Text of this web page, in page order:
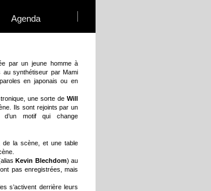
Agenda
par un jeune homme à
au synthétiseur par Mami
en japonais ou en
une sorte de Will
Ils sont rejoints par un
d’un motif qui change
la scène, et une table
Kevin Blechdom) au
pas enregistrées, mais
s’activent derrière leurs